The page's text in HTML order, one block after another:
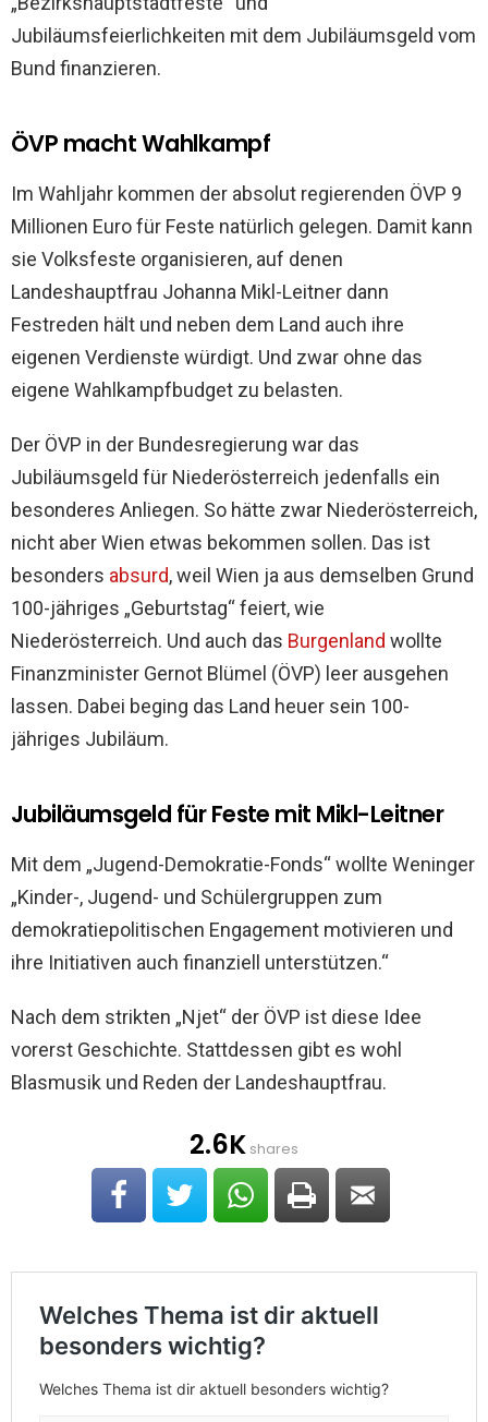
Jubiläumsfeierlichkeiten mit dem Jubiläumsgeld vom
Bund finanzieren.
ÖVP macht Wahlkampf
Im Wahljahr kommen der absolut regierenden ÖVP 9
Millionen Euro für Feste natürlich gelegen. Damit kann
sie Volksfeste organisieren, auf denen
Landeshauptfrau Johanna Mikl-Leitner dann
Festreden hält und neben dem Land auch ihre
eigenen Verdienste würdigt. Und zwar ohne das
eigene Wahlkampfbudget zu belasten.
Der ÖVP in der Bundesregierung war das
Jubiläumsgeld für Niederösterreich jedenfalls ein
besonderes Anliegen. So hätte zwar Niederösterreich,
nicht aber Wien etwas bekommen sollen. Das ist
besonders absurd, weil Wien ja aus demselben Grund
100-jähriges „Geburtstag“ feiert, wie
Niederösterreich. Und auch das Burgenland wollte
Finanzminister Gernot Blümel (ÖVP) leer ausgehen
lassen. Dabei beging das Land heuer sein 100-
jähriges Jubiläum.
Jubiläumsgeld für Feste mit Mikl-Leitner
Mit dem „Jugend-Demokratie-Fonds“ wollte Weninger
„Kinder-, Jugend- und Schülergruppen zum
demokratiepolitischen Engagement motivieren und
ihre Initiativen auch finanziell unterstützen.“
Nach dem strikten „Njet“ der ÖVP ist diese Idee
vorerst Geschichte. Stattdessen gibt es wohl
Blasmusik und Reden der Landeshauptfrau.
2.6K shares